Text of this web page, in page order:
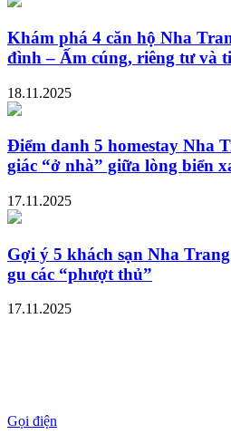
Khám phá 4 căn hộ Nha
đình – Ấm cúng, riêng tư và
18.11.2025
Điểm danh 5 homestay Nha
giác “ở nhà” giữa lòng biển
17.11.2025
Gợi ý 5 khách sạn Nha
gu các “phượt thủ”
17.11.2025
Gọi điện